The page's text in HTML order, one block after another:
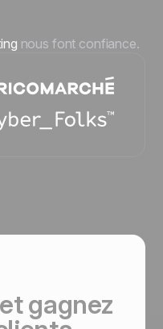
nous font confiance.
gagnez